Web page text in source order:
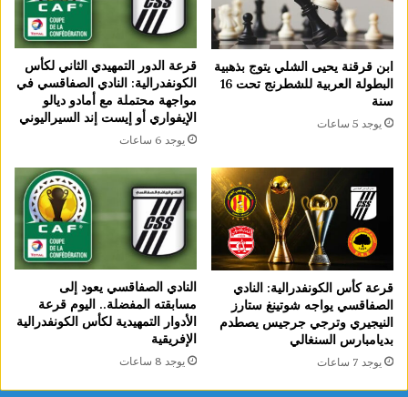
ابن قرقنة يحيى الشلي يتوج بذهبية
البطولة العربية للشطرنج تحت 16
سنة
يوجد 5 ساعات
قرعة الدور التمهيدي الثاني لكأس
الكونفدرالية: النادي الصفاقسي في
مواجهة محتملة مع أمادو ديالو
الإيفواري أو إيست إند السيراليوني
يوجد 6 ساعات
قرعة كأس الكونفدرالية: النادي
الصفاقسي يواجه شوتينغ ستارز
النيجيري وترجي جرجيس يصطدم
بديامبارس السنغالي
يوجد 7 ساعات
النادي الصفاقسي يعود إلى
مسابقته المفضلة.. اليوم قرعة
الأدوار التمهيدية لكأس الكونفدرالية
الإفريقية
يوجد 8 ساعات